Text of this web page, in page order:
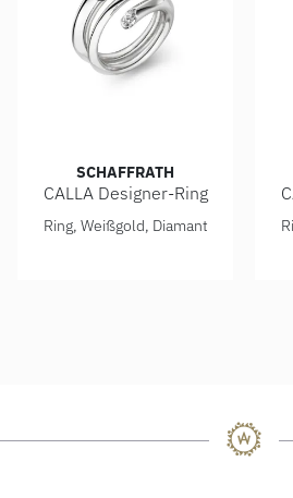
SCHAFFRATH
CALLA Designer-Ring
Schaffrath CALLA Designer-Ring,
Ring, Weißgold, Diamant